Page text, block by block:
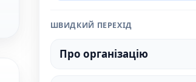
ШВИДКИЙ ПЕРЕХІД
Про організацію